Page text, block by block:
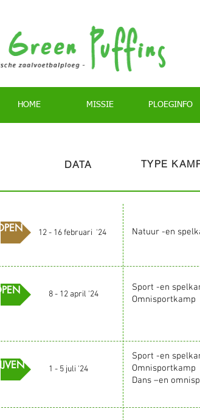
HOME MISSIE PLOEGINFO
DATA TYPE
1 - 5 juli '24
Sport -en
Omnisportkamp
Dans –en
8 - 12 april '24
Sport -en
Omnisportkamp
12 - 16 februari '24 Natuur -en